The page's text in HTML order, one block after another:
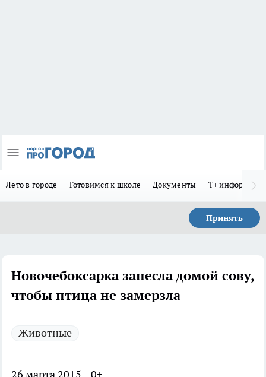
Лето в городе Готовимся к школе Документы Т+
Принять
Новочебоксарка занесла домой сову,
чтобы птица не замерзла
Животные